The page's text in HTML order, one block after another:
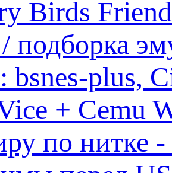
Birds
подборка
bsnes-plus,
+ Cemu
по нитке